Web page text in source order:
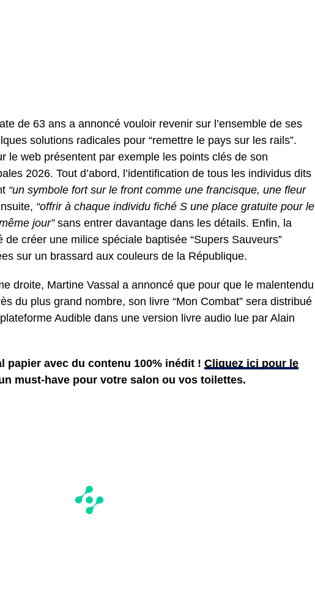
de 63 ans a annoncé vouloir revenir sur l’ensemble de ses
solutions radicales pour “remettre le pays sur les rails”.
le web présentent par exemple les points clés de son
2026. Tout d’abord, l’identification de tous les individus dits
“un symbole fort sur le front comme une francisque, une fleur
“offrir à chaque individu fiché S une place gratuite pour le
jour”sans entrer davantage dans les détails. Enfin, la
créer une milice spéciale baptisée “Supers Sauveurs”
sur un brassard aux couleurs de la République.
droite, Martine Vassal a annoncé que pour que le malentendu
du plus grand nombre, son livre “Mon Combat” sera distribué
Audible dans une version livre audio lue par Alain
papier avec du contenu 100% inédit ! Cliquez ici pour le
un must-have pour votre salon ou vos toilettes.